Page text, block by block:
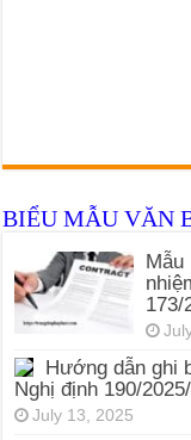
BIỂU MẪU VĂN
173/
Hướng dẫn ghi
Nghị định 190/
July 13, 2025